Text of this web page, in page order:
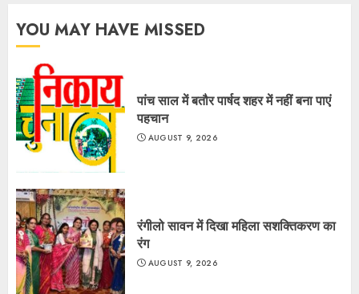
YOU MAY HAVE MISSED
पांच साल में बतौर पार्षद शहर में नहीं बना पाएं
पहचान
AUGUST 9, 2026
रंगीलो सावन में दिखा महिला सशक्तिकरण का
रंग
AUGUST 9, 2026